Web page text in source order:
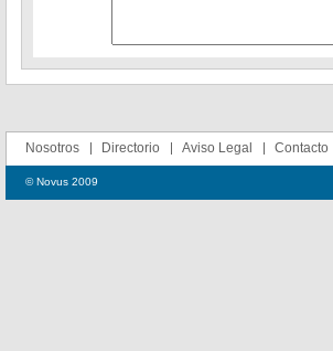
Nosotros Directorio Aviso Legal Contacto
© Novus 2009